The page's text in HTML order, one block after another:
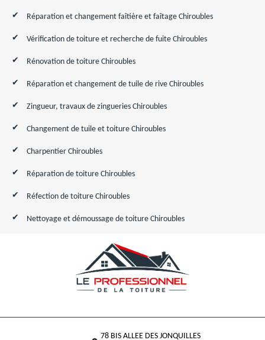
Réparation et changement faîtière et faîtage Chiroubles
Vérification de toiture et recherche de fuite Chiroubles
Rénovation de toiture Chiroubles
Réparation et changement de tuile de rive Chiroubles
Zingueur, travaux de zingueries Chiroubles
Changement de tuile et toiture Chiroubles
Charpentier Chiroubles
Réparation de toiture Chiroubles
Réfection de toiture Chiroubles
Nettoyage et démoussage de toiture Chiroubles
78 BIS ALLEE DES JONQUILLES